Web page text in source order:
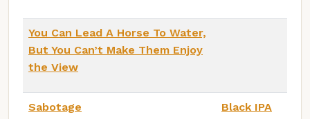
You Can Lead A Horse To Water,
But You Can’t Make Them Enjoy
the View
Sabotage Black IPA